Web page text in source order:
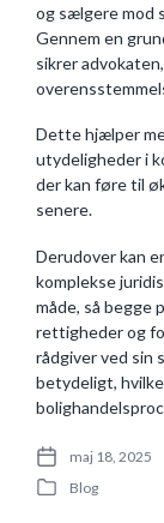
og sælgere mod
Gennem en
sikrer
Dette hjælper
utydeligheder i
der kan føre til
senere.
Derudover kan
komplekse
måde, så begge
rettigheder og
rådgiver ved sin
betydeligt,
P
maj 18, 2025
P
Blog